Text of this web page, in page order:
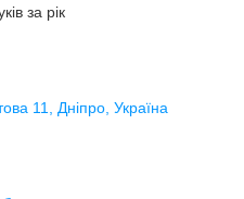
за рік
11, Дніпро, Україна